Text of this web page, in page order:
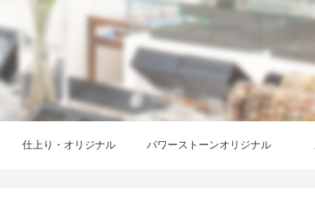
仕上り・オリジナル パワーストーンオリジナル